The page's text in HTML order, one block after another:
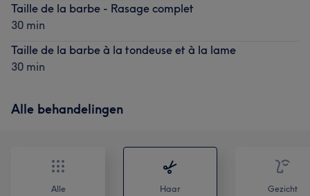
Taille de la barbe - Rasage complet
30 min
Taille de la barbe à la tondeuse et à la lame
30 min
Alle behandelingen
Alle Haar Gezicht